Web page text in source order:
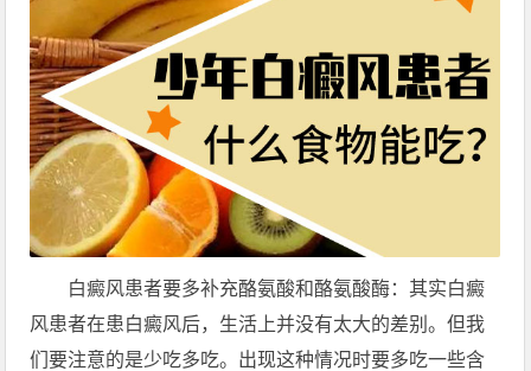
白癜风患者要多补充酪氨酸和酪氨酸酶：其实白癜
风患者在患白癜风后，生活上并没有太大的差别。但我
们要注意的是少吃多吃。出现这种情况时要多吃一些含